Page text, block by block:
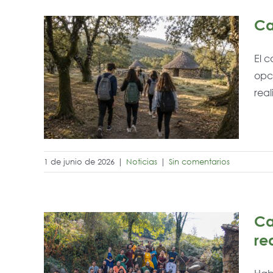
El
1 de junio de 2026 | Noticias | Sin comentarios